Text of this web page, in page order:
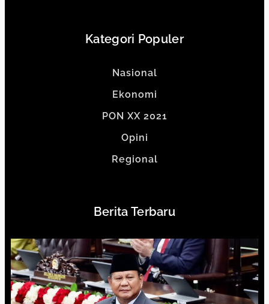
Kategori Populer
Nasional
Ekonomi
PON XX 2021
Opini
Regional
Berita Terbaru